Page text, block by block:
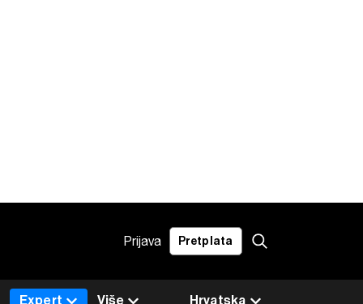
Prijava Pretplata
Hrvatska
Expert Više